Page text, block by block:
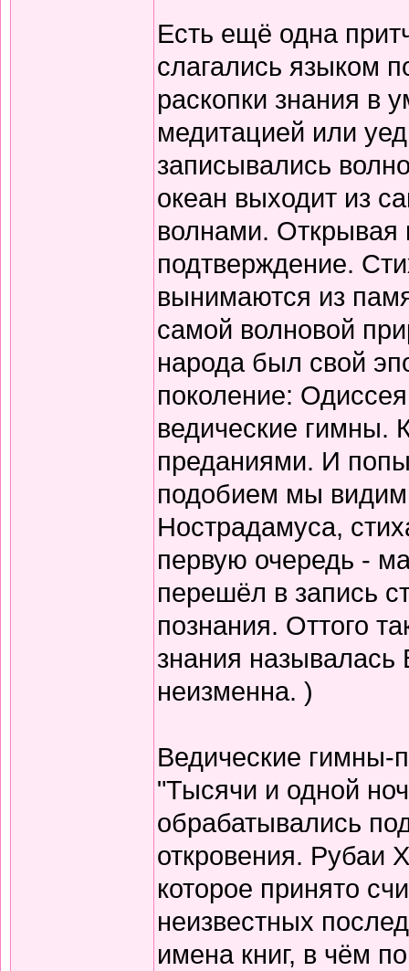
Есть ещё одна
слагались языком
раскопки знания в
медитацией или
записывались
океан выходит из
волнами. Открывая
подтверждение.
вынимаются из
самой волновой
народа был свой
поколение:
ведические гимны.
преданиями. И
подобием мы видим
Нострадамуса,
первую очередь -
перешёл в запись
познания. Оттого
знания
неизменна. )
Ведические гимны-
"Тысячи и одной
обрабатывались
откровения. Рубаи
которое принято
неизвестных
имена книг, в чём